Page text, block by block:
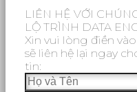
LIÊN HỆ VỚI
LỘ TRÌNH DATA
Xin vui lòng điền
sẽ liên hệ lại ngay
tin: